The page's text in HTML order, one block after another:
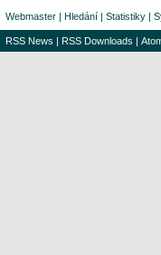
Webmaster | Hledání | Statistiky |
RSS News | RSS Downloads |